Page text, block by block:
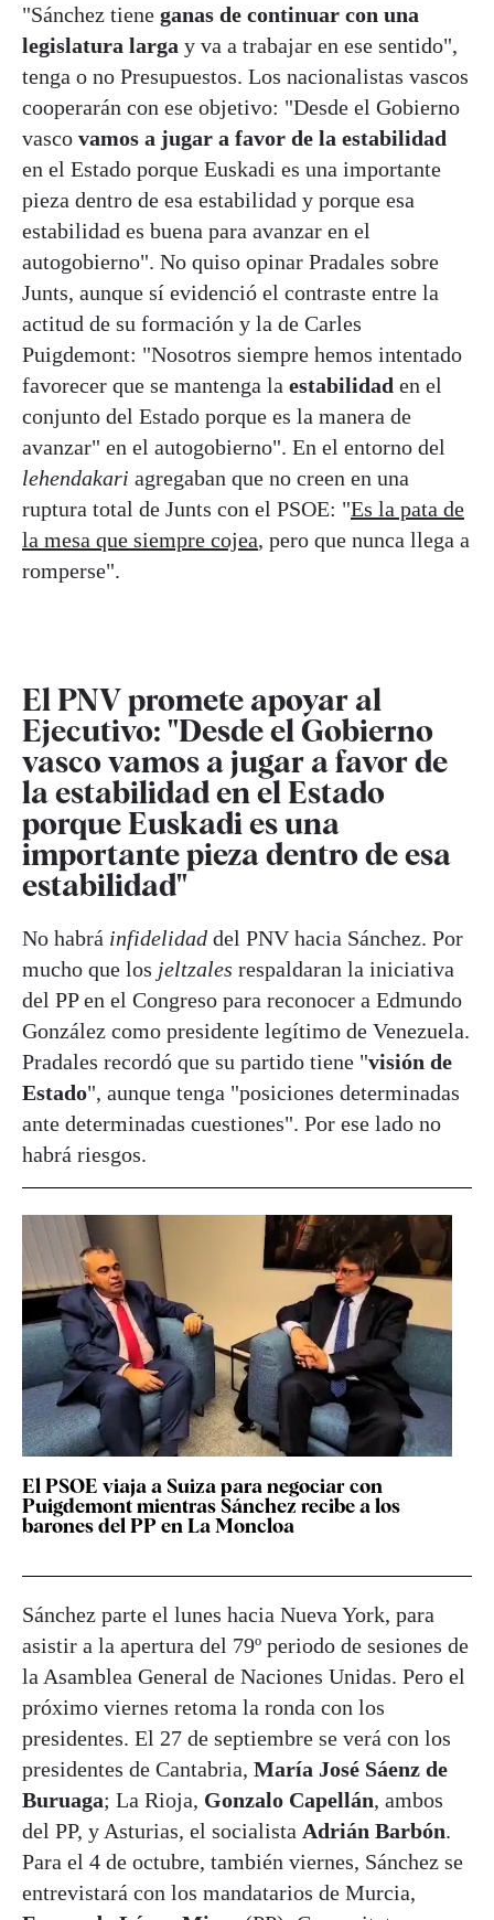
"Sánchez tiene ganas de continuar con una
legislatura larga y va a trabajar en ese sentido",
tenga o no Presupuestos. Los nacionalistas vascos
cooperarán con ese objetivo: "Desde el Gobierno
vasco vamos a jugar a favor de la estabilidad
en el Estado porque Euskadi es una importante
pieza dentro de esa estabilidad y porque esa
estabilidad es buena para avanzar en el
autogobierno". No quiso opinar Pradales sobre
Junts, aunque sí evidenció el contraste entre la
actitud de su formación y la de Carles
Puigdemont: "Nosotros siempre hemos intentado
favorecer que se mantenga la estabilidad en el
conjunto del Estado porque es la manera de
avanzar" en el autogobierno". En el entorno del
lehendakari agregaban que no creen en una
ruptura total de Junts con el PSOE: "Es la pata de
la mesa que siempre cojea, pero que nunca llega a
romperse".
El PNV promete apoyar al
Ejecutivo: "Desde el Gobierno
vasco vamos a jugar a favor de
la estabilidaden el Estado
porque Euskadi es una
importante pieza dentro de esa
estabilidad"
No habrá infidelidad del PNV hacia Sánchez. Por
mucho que los jeltzales respaldaran la iniciativa
del PP en el Congreso para reconocer a Edmundo
González como presidente legítimo de Venezuela.
Pradales recordó que su partido tiene "visión de
Estado", aunque tenga "posiciones determinadas
ante determinadas cuestiones". Por ese lado no
habrá riesgos.
El PSOE viaja a Suiza para negociar con
Puigdemont mientras Sánchez recibe a los
barones del PP en La Moncloa
Sánchez parte el lunes hacia Nueva York, para
asistir a la apertura del 79º periodo de sesiones de
la Asamblea General de Naciones Unidas. Pero el
próximo viernes retoma la ronda con los
presidentes. El 27 de septiembre se verá con los
presidentes de Cantabria, María José Sáenz de
Buruaga; La Rioja, Gonzalo Capellán, ambos
del PP, y Asturias, el socialista Adrián Barbón.
Para el 4 de octubre, también viernes, Sánchez se
entrevistará con los mandatarios de Murcia,